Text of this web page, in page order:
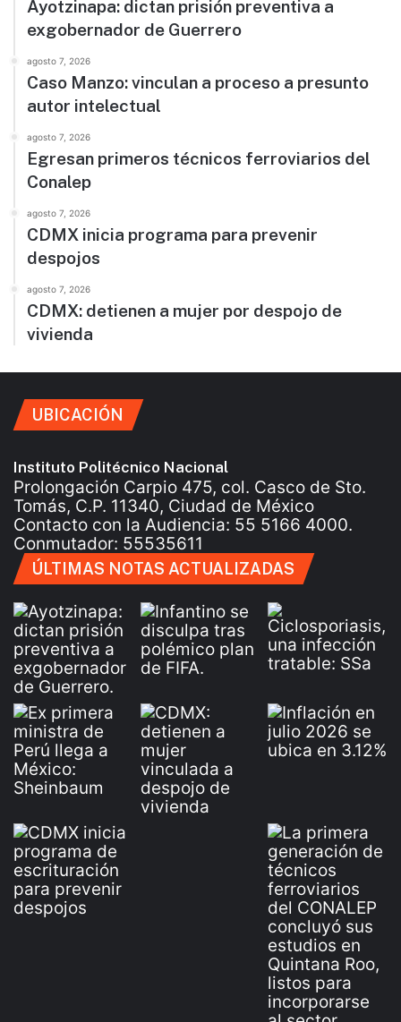
Ayotzinapa: dictan prisión preventiva a
exgobernador de Guerrero
agosto 7, 2026
Caso Manzo: vinculan a proceso a presunto
autor intelectual
agosto 7, 2026
Egresan primeros técnicos ferroviarios del
Conalep
agosto 7, 2026
CDMX inicia programa para prevenir
despojos
agosto 7, 2026
CDMX: detienen a mujer por despojo de
vivienda
UBICACIÓN
Instituto Politécnico Nacional
Prolongación Carpio 475, col. Casco de Sto.
Tomás, C.P. 11340, Ciudad de México
Contacto con la Audiencia: 55 5166 4000.
Conmutador: 55535611
ÚLTIMAS NOTAS ACTUALIZADAS